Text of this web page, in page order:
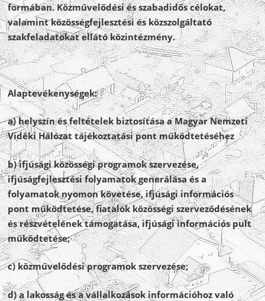
formában. Közművelődési és szabadidős célokat,
valamint közösségfejlesztési és közszolgáltató
szakfeladatokat ellátó közintézmény.
Alaptevékenységek:
a) helyszín és feltételek biztosítása a Magyar Nemzeti
Vidéki Hálózat tájékoztatási pont működtetéséhez
b) ifjúsági közösségi programok szervezése,
ifjúságfejlesztési folyamatok generálása és a
folyamatok nyomon követése, ifjúsági információs
pont működtetése, fiatalok közösségi szerveződésének
és részvételének támogatása, ifjúsági információs pult
működtetése;
c) közművelődési programok szervezése;
d) a lakosság és a vállalkozások információhoz való